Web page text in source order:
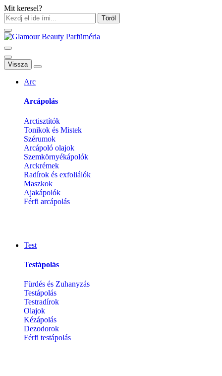
Mit keresel?
Töröl
Vissza
Arc
Arcápolás
Arctisztítók
Tonikok és Mistek
Szérumok
Arcápoló olajok
Szemkörnyékápolók
Arckrémek
Radírok és exfoliálók
Maszkok
Ajakápolók
Férfi arcápolás
Test
Testápolás
Fürdés és Zuhanyzás
Testápolás
Testradírok
Olajok
Kézápolás
Dezodorok
Férfi testápolás